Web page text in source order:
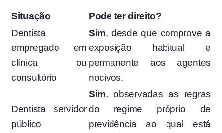
Situação
Pode ter direito?
Dentista
empregado em
clínica ou
consultório
Sim, desde que comprove a
exposição habitual e
permanente aos agentes
nocivos.
Dentista servidor
público
Sim, observadas as regras
do regime próprio de
previdência ao qual está